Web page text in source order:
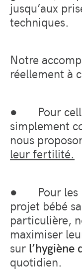
jusqu’aux
techniques.
Notre
réellement à
●
Pour
simplement
nous
leur fertilité.
●
Pour
projet bébé
particulière,
maximiser
sur l’hygiène
quotidien.